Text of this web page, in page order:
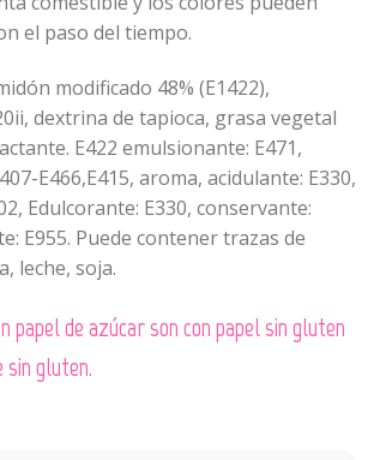
el paso del tiempo.
modificado 48% (E1422),
dextrina de tapioca, grasa vegetal
E422 emulsionante: E471,
E466,E415, aroma, acidulante: E330,
Edulcorante: E330, conservante:
E955. Puede contener trazas de
leche, soja.
papel de azúcar son con papel sin gluten
gluten.